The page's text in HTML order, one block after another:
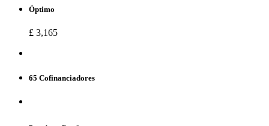
Óptimo
£ 3,165
65 Cofinanciadores